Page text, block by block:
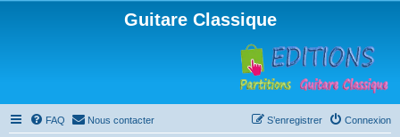
Guitare Classique
FAQ Nous contacter Connexion
S’enregistrer